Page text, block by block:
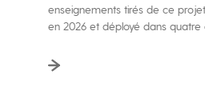
enseignements tirés de ce
en 2026 et déployé dans quatre